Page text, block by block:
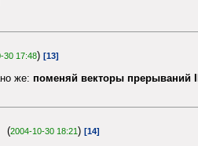
30 17:48) [13]
же: поменяй векторы прерываний
(2004-10-30 18:21 ) [14]